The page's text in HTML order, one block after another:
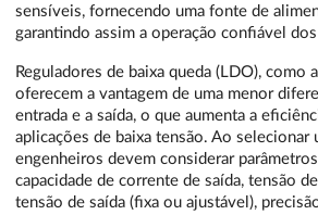
sensíveis, fornecendo uma fonte de
garantindo assim a operação confiável
Reguladores de baixa queda (LDO), como
oferecem a vantagem de uma menor
entrada e a saída, o que aumenta a
aplicações de baixa tensão. Ao selecionar
engenheiros devem considerar
capacidade de corrente de saída, tensão
tensão de saída (fixa ou ajustável),